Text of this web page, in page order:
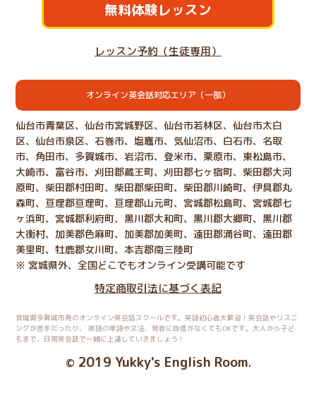
無料体験レッスン
レッスン予約（生徒専用）
オンライン英会話対応エリア（一部）
仙台市青葉区、仙台市宮城野区、仙台市若林区、仙台市太白
区、仙台市泉区、石巻市、塩竈市、気仙沼市、白石市、名取
市、角田市、多賀城市、岩沼市、登米市、栗原市、東松島市、
大崎市、富谷市、刈田郡蔵王町、刈田郡七ヶ宿町、柴田郡大河
原町、柴田郡村田町、柴田郡柴田町、柴田郡川崎町、伊具郡丸
森町、亘理郡亘理町、亘理郡山元町、宮城郡松島町、宮城郡七
ヶ浜町、宮城郡利府町、黒川郡大和町、黒川郡大郷町、黒川郡
大衡村、加美郡色麻町、加美郡加美町、遠田郡涌谷町、遠田郡
美里町、牡鹿郡女川町、本吉郡南三陸町
※ 宮城県外、全国どこでもオンライン受講可能です
特定商取引法に基づく表記
宮城県多賀城市発のオンライン英会話スクールです。英語初心者大歓迎！英会話やリスニ
ングが苦手だったり、
英語の単語や文法、発音に自信がなくてもOKです。大人から子ど
もまで、日常英会話で一緒に上達していきましょう！
© 2019 Yukky's English Room.